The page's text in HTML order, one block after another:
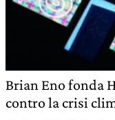
Brian Eno fonda
contro la crisi